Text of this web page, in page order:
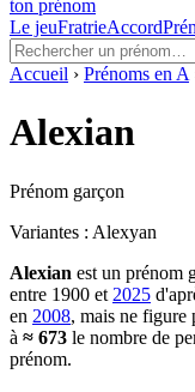
ton prénom
Le jeuFratrieAccord
Accueil › Prénoms en A
Alexian
Prénom garçon
Variantes : Alexyan
Alexian est un prénom
entre 1900 et 2025
en 2008, mais ne figure
à ≈ 673 le nombre de
prénom.